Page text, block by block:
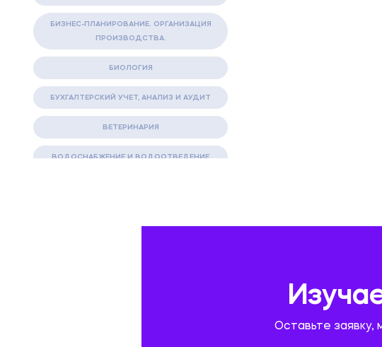
БИЗНЕС-ПЛАНИРОВАНИЕ. ОРГАНИЗАЦИЯ
ПРОИЗВОДСТВА.
БИОЛОГИЯ
БУХГАЛТЕРСКИЙ УЧЕТ, АНАЛИЗ И АУДИТ
ВЕТЕРИНАРИЯ
ВОДОСНАБЖЕНИЕ И ВОДООТВЕДЕНИЕ
Оставьте заявку,